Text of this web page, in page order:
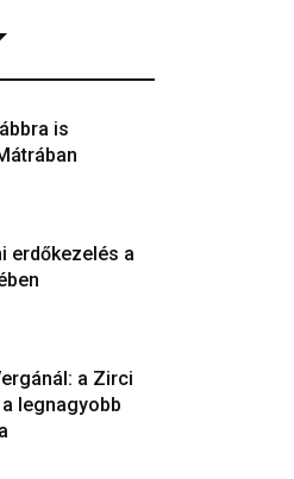
is
erdőkezelés a
a Zirci
legnagyobb